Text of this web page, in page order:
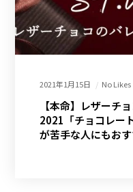
2021年1月15日 No Likes
【本命】レザーチ
2021「チョコレー
が苦手な人にもお